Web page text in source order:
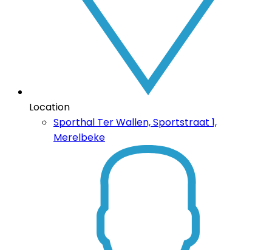
Location
Sporthal Ter Wallen, Sportstraat 1,
Merelbeke